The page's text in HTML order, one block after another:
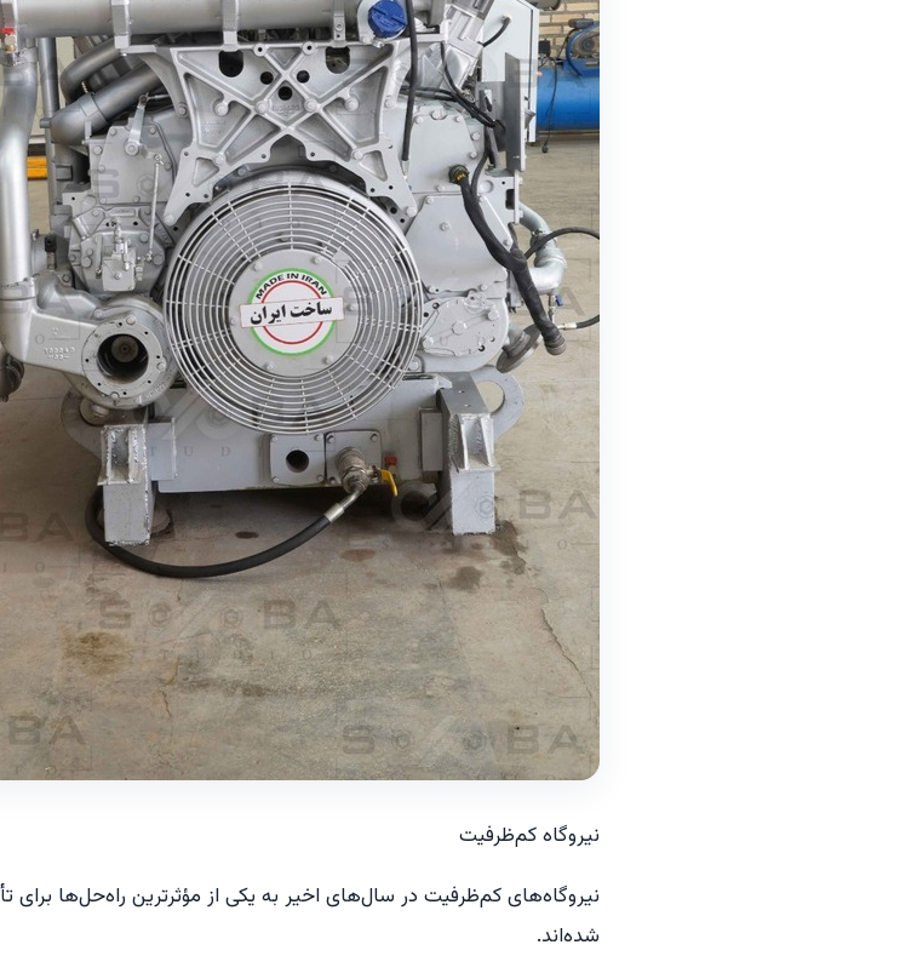
نیروگاه کم‌ظرفیت
نیروگاه‌های کم‌ظرفیت در سال‌های اخیر به یکی از مؤثرترین راه‌حل‌ها
شده‌اند.